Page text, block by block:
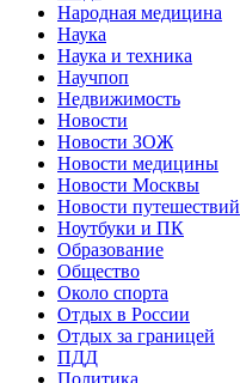
Народная медицина
Наука
Наука и техника
Научпоп
Недвижимость
Новости
Новости ЗОЖ
Новости медицины
Новости Москвы
Новости путешествий
Ноутбуки и ПК
Образование
Общество
Около спорта
Отдых в России
Отдых за границей
ПДД
Политика